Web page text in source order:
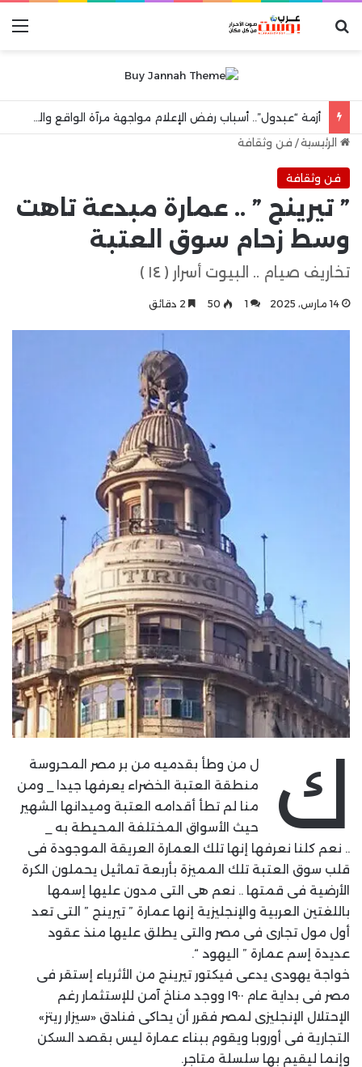
بحث عن
الرئيسية/ فن وثقافة
فن وثقافة
” تيرينج ” .. عمارة مبدعة تاهت
وسط زحام سوق العتبة
تخاريف صيام .. البيوت أسرار ( ١٤ )
14 مارس، 2025 1
50
ك
ل من وطأ بقدميه من بر مصر المحروسة
منطقة العتبة الخضراء يعرفها جيدا _ ومن
منا لم تطأ أقدامه العتبة وميدانها الشهير
حيث الأسواق المختلفة المحيطة به _
.. نعم كلنا نعرفها إنها تلك العمارة العريقة الموجودة فى
قلب سوق العتبة تلك المميزة بأربعة تماثيل يحملون الكرة
الأرضية فى قمتها .. نعم هى التى مدون عليها إسمها
باللغتين العربية والإنجليزية إنها عمارة ” تيرينج ” التى تعد
أول مول تجارى فى مصر والتى يطلق عليها منذ عقود
عديدة إسم عمارة ” اليهود “.
خواجة يهودى يدعى فيكتور تيرينج من الأثرياء إستقر فى
مصر فى بداية عام ١٩٠٠ ووجد مناخ آمن للإستثمار رغم
الإحتلال الإنجليزى لمصر فقرر أن يحاكى فنادق «سيزار ريتز»
التجارية فى أوروبا ويقوم ببناء عمارة ليس بقصد السكن
وإنما ليقيم بها سلسلة متاجر.